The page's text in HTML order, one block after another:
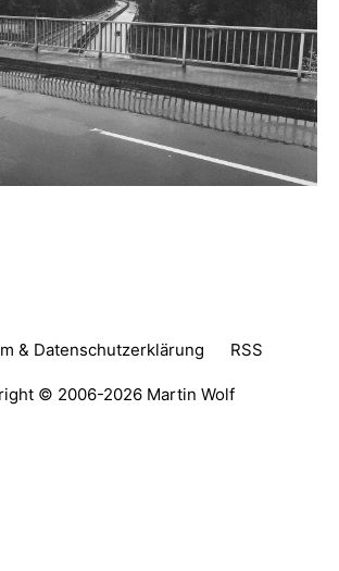
& Datenschutzerklärung RSS
© 2006-2026 Martin Wolf